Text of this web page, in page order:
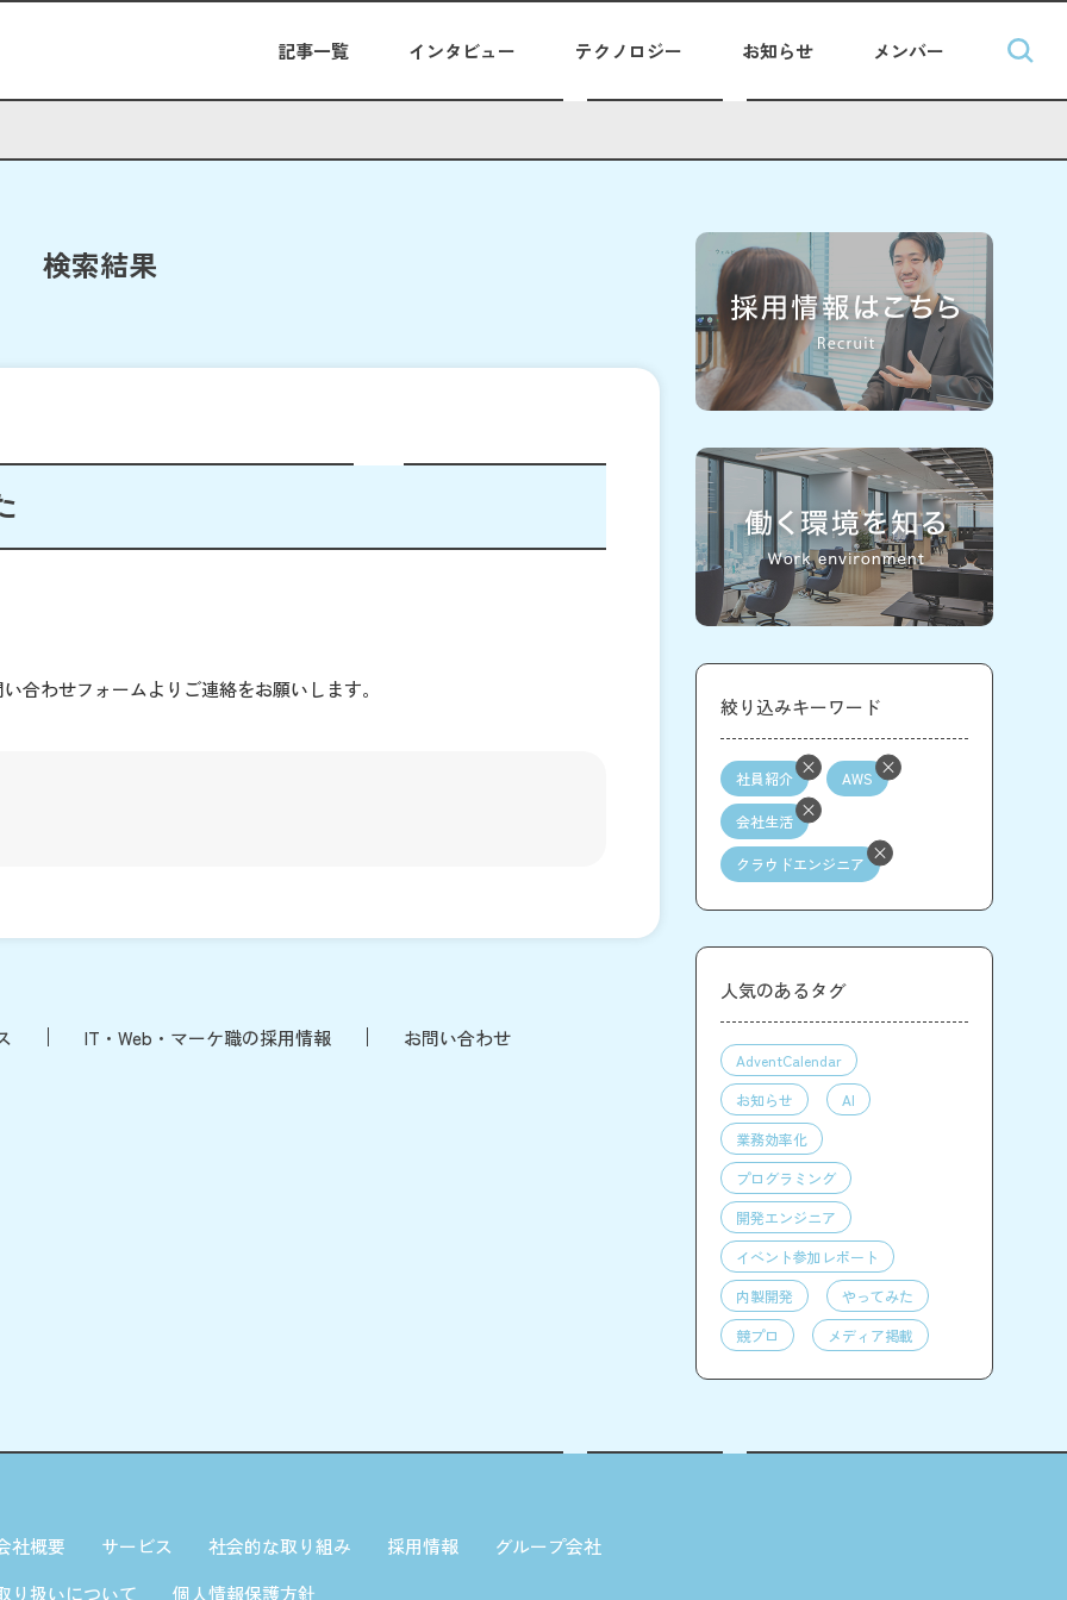
記事一覧 インタビュー テクノロジー お知らせ メンバー
検索結果
合わせフォームよりご連絡をお願いします。
IT・Web・マーケ職の採用情報 お問い合わせ
絞り込みキーワード
社員紹介 AWS
会社生活
クラウドエンジニア
人気のあるタグ
AdventCalendar
お知らせ
AI
業務効率化
プログラミング
開発エンジニア
イベント参加レポート
内製開発
やってみた
競プロ
メディア掲載
社概要 サービス 社会的な取り組み 採用情報
グループ会社
り扱いについて
個人情報保護方針